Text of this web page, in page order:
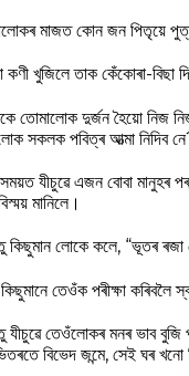
মাজত কোন জন পিতৃয়ে
কণী খুজিলে তাক কেঁকোৰা-বিছা
তোমালোক দুর্জন হৈয়ো নিজ
সকলক পবিত্ৰ আত্মা নিদিব
যীচুৱে এজন বোবা মানুহৰ
মানিলে।
কিছুমান লোকে কলে, “ভূতৰ
তেওঁক পৰীক্ষা কৰিবলৈ
যীচুৱে তেওঁলোকৰ মনৰ ভাব
বিভেদ জন্মে, সেই ঘৰ খনো